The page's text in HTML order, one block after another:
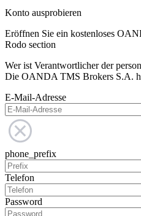
Konto ausprobieren
Eröffnen Sie ein kostenloses
Rodo section
Wer ist Verantwortlicher der
Die OANDA TMS Brokers S.A.
E-Mail-Adresse
phone_prefix
Telefon
Password